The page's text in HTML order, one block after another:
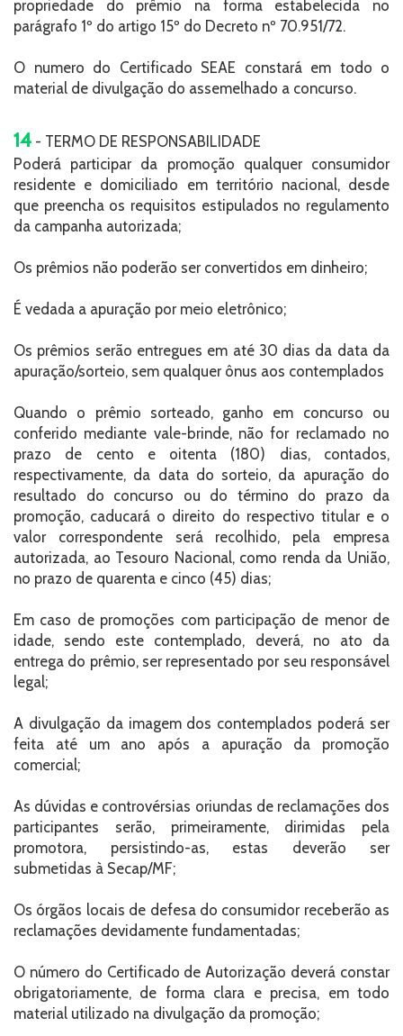
propriedade do prêmio na forma estabelecida no
parágrafo 1º do artigo 15º do Decreto nº 70.951/72.
O numero do Certificado SEAE constará em todo o
material de divulgação do assemelhado a concurso.
14 - TERMO DE RESPONSABILIDADE
Poderá participar da promoção qualquer consumidor
residente e domiciliado em território nacional, desde
que preencha os requisitos estipulados no regulamento
da campanha autorizada;
Os prêmios não poderão ser convertidos em dinheiro;
É vedada a apuração por meio eletrônico;
Os prêmios serão entregues em até 30 dias da data da
apuração/sorteio, sem qualquer ônus aos contemplados
Quando o prêmio sorteado, ganho em concurso ou
conferido mediante vale-brinde, não for reclamado no
prazo de cento e oitenta (180) dias, contados,
respectivamente, da data do sorteio, da apuração do
resultado do concurso ou do término do prazo da
promoção, caducará o direito do respectivo titular e o
valor correspondente será recolhido, pela empresa
autorizada, ao Tesouro Nacional, como renda da União,
no prazo de quarenta e cinco (45) dias;
Em caso de promoções com participação de menor de
idade, sendo este contemplado, deverá, no ato da
entrega do prêmio, ser representado por seu responsável
legal;
A divulgação da imagem dos contemplados poderá ser
feita até um ano após a apuração da promoção
comercial;
As dúvidas e controvérsias oriundas de reclamações dos
participantes serão, primeiramente, dirimidas pela
promotora, persistindo-as, estas deverão ser
submetidas à Secap/MF;
Os órgãos locais de defesa do consumidor receberão as
reclamações devidamente fundamentadas;
O número do Certificado de Autorização deverá constar
obrigatoriamente, de forma clara e precisa, em todo
material utilizado na divulgação da promoção;